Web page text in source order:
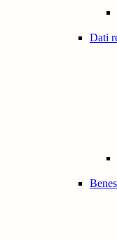
Dati